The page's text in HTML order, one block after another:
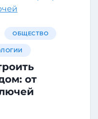
ОБЩЕСТВО
от